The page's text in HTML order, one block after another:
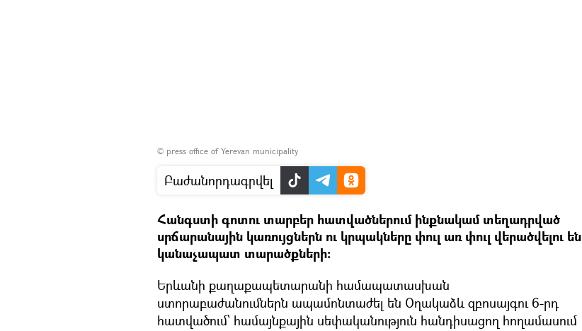
© press office of Yerevan municipality
Բաժանորդագրվել
Հանգստի գոտու տարբեր հատվածներում ինքնակամ տեղադրված
սրճարանային կառույցներն ու կրպակները փուլ առ փուլ վերածվելու են
կանաչապատ տարածքների:
Երևանի քաղաքապետարանի համապատասխան
ստորաբաժանումներն ապամոնտաժել են Օղակաձև զբոսայգու 6-րդ
հատվածում՝ համայնքային սեփականություն հանդիսացող հողամասում